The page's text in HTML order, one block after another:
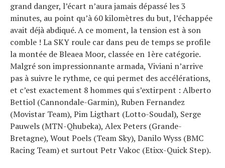
grand danger, l’écart n’aura jamais dépassé les 3
minutes, au point qu’à 60 kilomètres du but, l’échappée
avait déjà abdiqué. A ce moment, la tension est à son
comble ! La SKY roule car dans peu de temps se profile
la montée de Bleaea Moor, classée en 1ère catégorie.
Malgré son impressionnante armada, Viviani n’arrive
pas à suivre le rythme, ce qui permet des accélérations,
et c’est exactement 8 hommes qui s’extirpent : Alberto
Bettiol (Cannondale-Garmin), Ruben Fernandez
(Movistar Team), Pim Ligthart (Lotto-Soudal), Serge
Pauwels (MTN-Qhubeka), Alex Peters (Grande-
Bretagne), Wout Poels (Team Sky), Danilo Wyss (BMC
Racing Team) et surtout Petr Vakoc (Etixx-Quick Step).